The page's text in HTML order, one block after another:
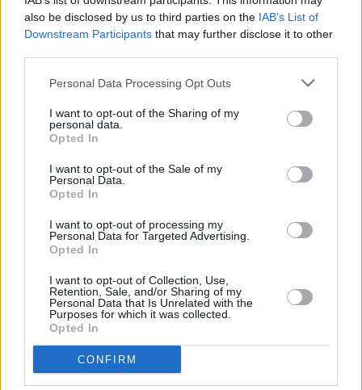
also be disclosed by us to third parties on the IAB’s List of
Downstream Participants that may further disclose it to other
Personal Data Processing Opt Outs
I want to opt-out of the Sharing of my
personal data.
Opted In
I want to opt-out of the Sale of my
Personal Data.
Opted In
I want to opt-out of processing my
Personal Data for Targeted Advertising.
Opted In
I want to opt-out of Collection, Use,
Retention, Sale, and/or Sharing of my
Personal Data that Is Unrelated with the
Purposes for which it was collected.
Opted In
CONFIRM
Τόλης Λελεκίδης
Το άρθρο δεν έχει ακόμα βαθμολογηθεί.
Βαθμολογήστε αυτό το άρθρο:
★★ ★